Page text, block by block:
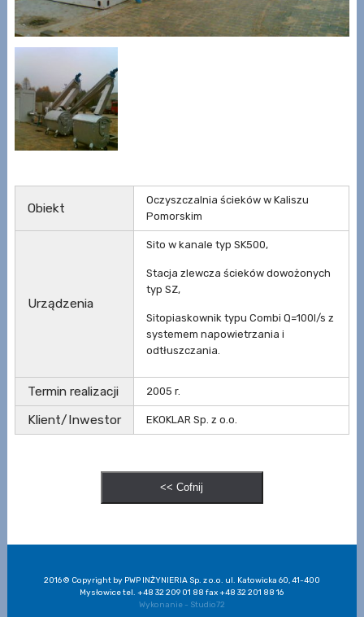
Obiekt
Oczyszczalnia ścieków w Kaliszu
Pomorskim
Urządzenia
Sito w kanale typ SK500,
Stacja zlewcza ścieków dowożonych
typ SZ,
Sitopiaskownik typu Combi Q=100l/s z
systemem napowietrzania i
odtłuszczania.
Termin realizacji 2005 r.
Klient/Inwestor EKOKLAR Sp. z o.o.
2016 © Copyright by PWP INŻYNIERIA Sp. z o.o. ul. Katowicka 60, 41-400
Mysłowice tel. +48 32 209 01 88 fax +48 32 201 88 16
Wykonanie - Studio72